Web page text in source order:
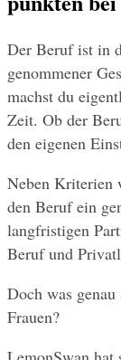
Der Beruf ist in
genommener
machst du
Zeit. Ob der
den eigenen
Neben Kriterien
den Beruf ein
langfristigen
Beruf und
Doch was
Frauen?